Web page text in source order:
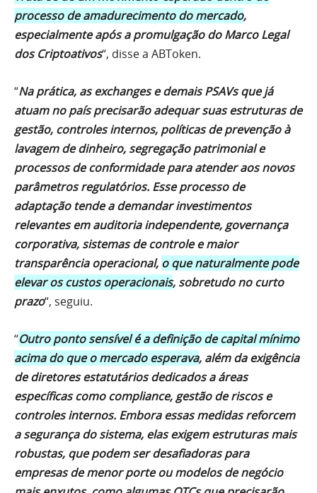
processo de amadurecimento do mercado,
especialmente após a promulgação do Marco Legal
dos Criptoativos“, disse a ABToken.
“Na prática, as exchanges e demais PSAVs que já
atuam no país precisarão adequar suas estruturas de
gestão, controles internos, políticas de prevenção à
lavagem de dinheiro, segregação patrimonial e
processos de conformidade para atender aos novos
parâmetros regulatórios. Esse processo de
adaptação tende a demandar investimentos
relevantes em auditoria independente, governança
corporativa, sistemas de controle e maior
transparência operacional, o que naturalmente pode
elevar os custos operacionais, sobretudo no curto
prazo“, seguiu.
“Outro ponto sensível é a definição de capital mínimo
acima do que o mercado esperava, além da exigência
de diretores estatutários dedicados a áreas
específicas como compliance, gestão de riscos e
controles internos. Embora essas medidas reforcem
a segurança do sistema, elas exigem estruturas mais
robustas, que podem ser desafiadoras para
empresas de menor porte ou modelos de negócio